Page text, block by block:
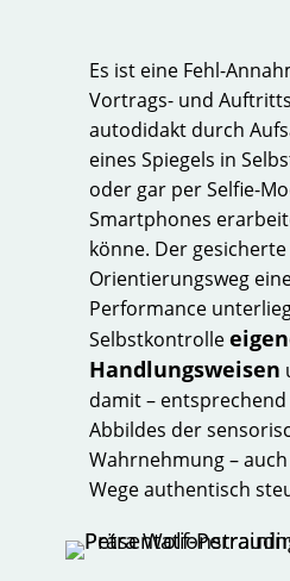
Es ist eine Fehl-
Vortrags- und
autodidakt durch
eines Spiegels in
oder gar per Selfie-
Smartphones
könne. Der gesicherte
Orientierungsweg
Performance
Selbstkontrolle
Handlungsweisen
damit –
Abbildes der
Wahrnehmung –
Wege authentisch